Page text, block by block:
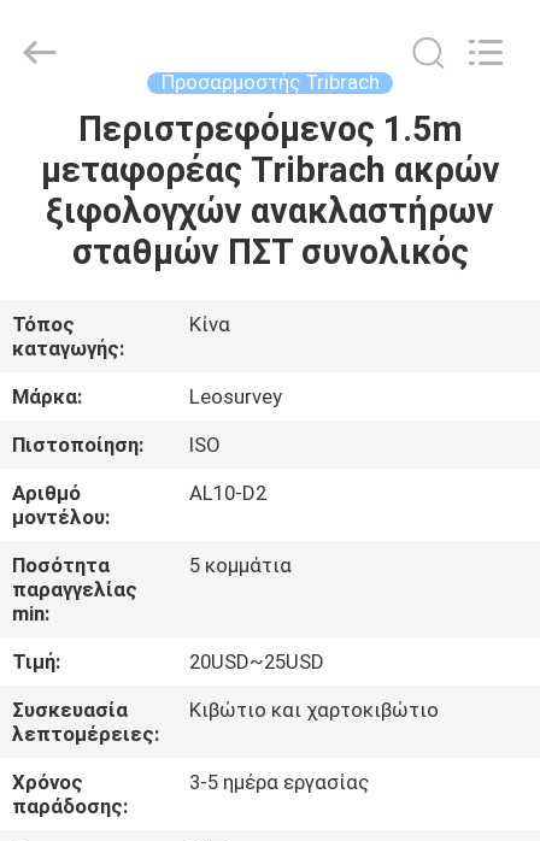
ΣΠΊΤΙ
ΠΡΟΪΌΝΤΑ
ΕΜΕΊΣ
ΓΎΡΟΣ
ΕΡΓΟΣΤΑΣΊΩΝ
ΠΟΙΟΤΙΚΌΣ
ΈΛΕΓΧΟΣ
ΕΛΆΤΕ
ΣΕ
ΕΠΑΦΉ
ΜΕ
Instrument
Co.,Ltd.
Προσαρμοστής Tribrach
Περιστρεφόμενος 1.5m
μεταφορέας Tribrach ακρών
ξιφολογχών ανακλαστήρων
σταθμών ΠΣΤ συνολικός
Τόπος
καταγωγής:
Κίνα
Μάρκα:
Leosurvey
Πιστοποίηση:
ISO
Αριθμό
μοντέλου:
AL10-D2
Ποσότητα
παραγγελίας
min:
5 κομμάτια
Τιμή:
20USD~25USD
Συσκευασία
λεπτομέρειες:
Κιβώτιο και χαρτοκιβώτιο
Χρόνος
παράδοσης:
3-5 ημέρα εργασίας